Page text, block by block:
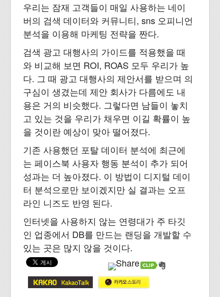
우리는 잠재 고객들이 매일 사용하는 네이
버의 검색 데이터와 커뮤니티, sns 오피니언
분석을 이용해 마케팅 전략을 짠다.
검색 광고 대행사의 가이드를 적용했을 때
와 비교해 보면 ROI, ROAS 모두 우리가 높
다. 그 때 광고 대행사의 제안서를 받으며 의
구심이 생겼는데 제안 회사가 다름에도 내
용은 거의 비슷했다. 그렇다면 남들이 놓치
고 있는 것을 우리가 채우면 이길 확률이 높
을 것이란 예상이 맞아 떨어졌다.
기존 사용했던 포탈 데이터 분석에 최근에
는 페이스북 사용자 행동 분석이 추가 되어
성과는 더 높아졌다. 이 방법이 디지털 데이
터 분석으로만 보이겠지만 실 결과는 오프
라인 니즈도 반영 된다.
인터넷을 사용하지 않는 연령대가 주 타깃
인 업종에서 DB를 만드는 랜딩을 개발할 수
있는 곳은 많지 않을 것이다.